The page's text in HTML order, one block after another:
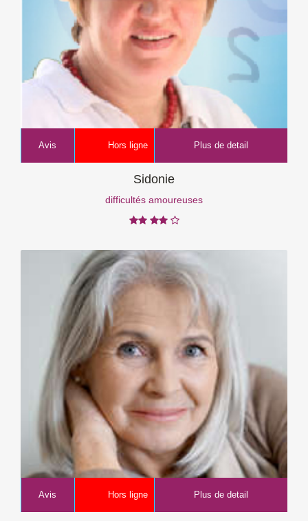
Avis Hors ligne Plus de detail
Sidonie
difficultés amoureuses
Avis Hors ligne Plus de detail